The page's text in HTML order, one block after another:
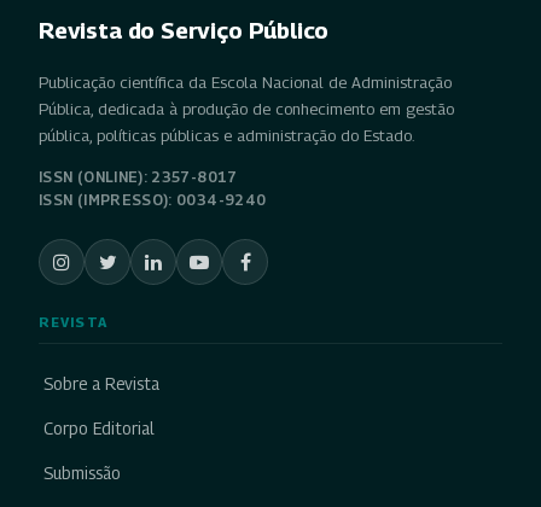
Revista do Serviço Público
Publicação científica da Escola Nacional de Administração
Pública, dedicada à produção de conhecimento em gestão
pública, políticas públicas e administração do Estado.
ISSN (ONLINE): 2357-8017
ISSN (IMPRESSO): 0034-9240
REVISTA
Sobre a Revista
Corpo Editorial
Submissão